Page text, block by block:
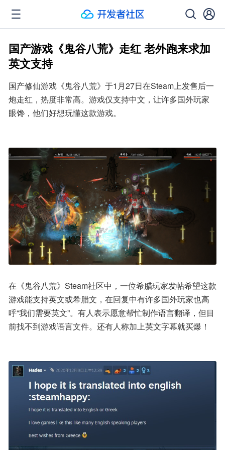
国产游戏《鬼谷八荒》走红 老外跑来求加
英文支持
国产修仙游戏《鬼谷八荒》于1月27日在Steam上发售后一
炮走红，热度非常高。游戏仅支持中文，让许多国外玩家
眼馋，他们好想玩懂这款游戏。
在《鬼谷八荒》Steam社区中，一位希腊玩家发帖希望这款
游戏能支持英文或希腊文，在回复中有许多国外玩家也高
呼“我们需要英文”。有人表示愿意帮忙制作语言翻译，但目
前找不到游戏语言文件。还有人称加上英文字幕就买爆！